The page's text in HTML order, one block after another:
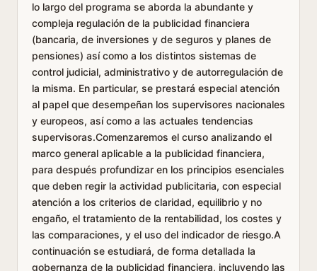
lo largo del programa se aborda la abundante y
compleja regulación de la publicidad financiera
(bancaria, de inversiones y de seguros y planes de
pensiones) así como a los distintos sistemas de
control judicial, administrativo y de autorregulación de
la misma. En particular, se prestará especial atención
al papel que desempeñan los supervisores nacionales
y europeos, así como a las actuales tendencias
supervisoras.Comenzaremos el curso analizando el
marco general aplicable a la publicidad financiera,
para después profundizar en los principios esenciales
que deben regir la actividad publicitaria, con especial
atención a los criterios de claridad, equilibrio y no
engaño, el tratamiento de la rentabilidad, los costes y
las comparaciones, y el uso del indicador de riesgo.A
continuación se estudiará, de forma detallada la
gobernanza de la publicidad financiera, incluyendo las